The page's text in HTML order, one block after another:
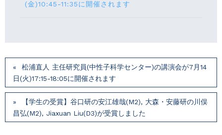
(⾦)10:45-11:35に開催されます
松浦直人 主任研究員(中性子科学センター)の講演会が7月14
⽇(火)17:15-18:05に開催されます
【学生の受賞】谷口研の安江雄哉(M2), 大森・安藤研の川俣
昌弘(M2), Jiaxuan Liu(D3)が受賞しました